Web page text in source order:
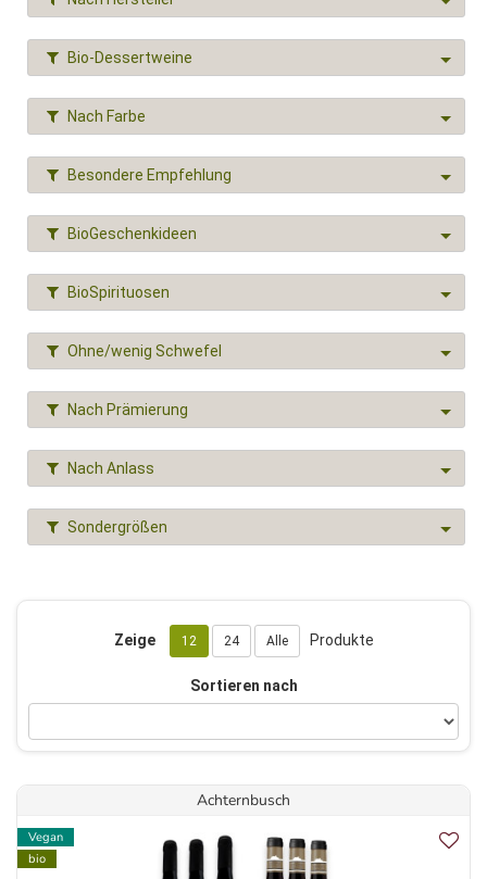
Bio-Dessertweine
Nach Farbe
Besondere Empfehlung
BioGeschenkideen
BioSpirituosen
Ohne/wenig Schwefel
Nach Prämierung
Nach Anlass
Sondergrößen
Zeige 12 24 Alle Produkte
Sortieren nach
Achternbusch
Vegan
bio